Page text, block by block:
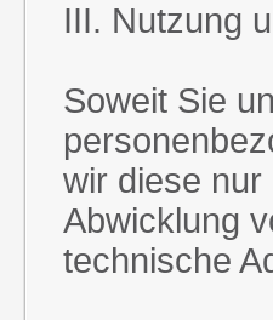
III. Nutzung
Soweit Sie
wir diese
Abwicklung
technische